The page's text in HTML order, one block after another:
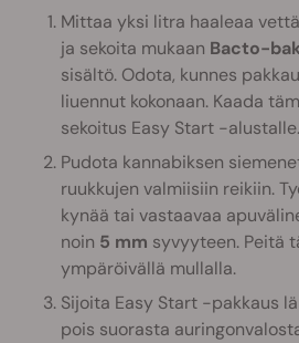
Mittaa yksi litra haaleaa
ja sekoita mukaan Bacto-
sisältö. Odota, kunnes
liuennut kokonaan. Kaada
sekoitus Easy Start -alustalle.
Pudota kannabiksen
ruukkujen valmiisiin reikiin.
kynää tai vastaavaa
noin 5 mm syvyyteen. Peitä
ympäröivällä mullalla.
Sijoita Easy Start -pakkaus
pois suorasta